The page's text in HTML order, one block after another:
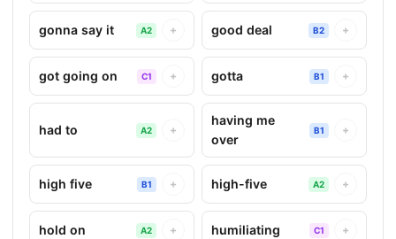
gonna say it A2 + good deal B2 +
got going on C1 + gotta B1 +
had to A2 +
having me
over
B1 +
high five B1 + high-five A2 +
hold on A2 + humiliating C1 +